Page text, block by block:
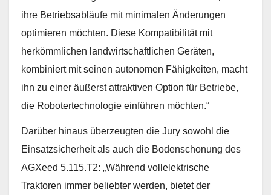
ihre Betriebsabläufe mit minimalen Änderungen
optimieren möchten. Diese Kompatibilität mit
herkömmlichen landwirtschaftlichen Geräten,
kombiniert mit seinen autonomen Fähigkeiten, macht
ihn zu einer äußerst attraktiven Option für Betriebe,
die Robotertechnologie einführen möchten.“
Darüber hinaus überzeugten die Jury sowohl die
Einsatzsicherheit als auch die Bodenschonung des
AGXeed 5.115.T2: „Während vollelektrische
Traktoren immer beliebter werden, bietet der